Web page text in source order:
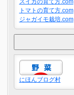
スイカの育て方.com
トマトの育て方.com
ジャガイモ栽培.com
にほんブログ村